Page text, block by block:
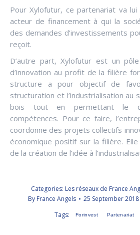
Pour Xylofutur, ce partenariat va
acteur de financement à qui la
des demandes d’investissements
reçoit.
D’autre part, Xylofutur est un
d’innovation au profit de la filière
structure a pour objectif de
structuration et l’industrialisation au
bois tout en permettant le
compétences. Pour ce faire,
coordonne des projets collectifs
économique positif sur la filière.
de la création de l’idée à
Categories: Les réseaux de France
By France Angels 25 September 2018
Tags:
Forinvest Partenariat